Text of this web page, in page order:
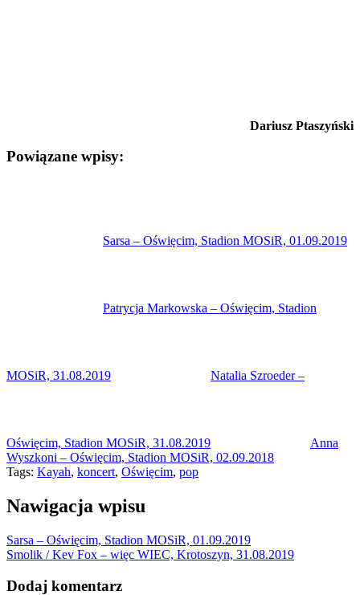
Dariusz Ptaszyński
Powiązane wpisy:
Sarsa – Oświęcim, Stadion MOSiR, 01.09.2019
Patrycja Markowska – Oświęcim, Stadion
MOSiR, 31.08.2019 Natalia Szroeder –
Oświęcim, Stadion MOSiR, 31.08.2019
Anna
Wyszkoni – Oświęcim, Stadion MOSiR, 02.09.2018
Tags: Kayah, koncert, Oświęcim, pop
Nawigacja wpisu
Sarsa – Oświęcim, Stadion MOSiR, 01.09.2019
Smolik / Kev Fox – więc WIEC, Krotoszyn, 31.08.2019
Dodaj komentarz